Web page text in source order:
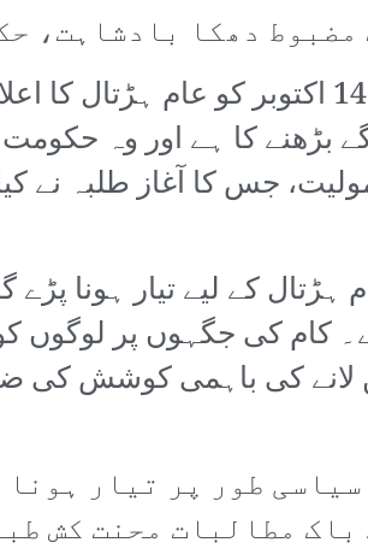
دھکا بادشاہت،
بڑھنے کا ہے اور وہ
جس کا آغاز طلبہ نے کیا
کے لیے تیار ہونا
کام کی جگہوں پر
کی باہمی کوشش کی
طور پر تیار
مطالبات محنت کش